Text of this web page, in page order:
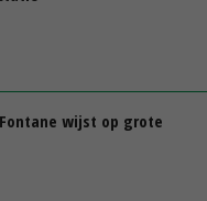
wijst op grote